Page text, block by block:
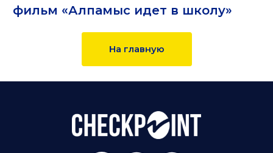
фильм «Алпамыс идет в школу»
На главную